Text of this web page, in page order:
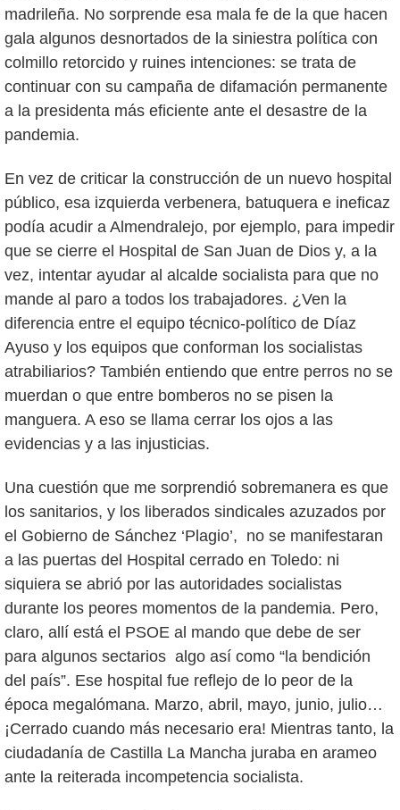
madrileña. No sorprende esa mala fe de la que hacen
gala algunos desnortados de la siniestra política con
colmillo retorcido y ruines intenciones: se trata de
continuar con su campaña de difamación permanente
a la presidenta más eficiente ante el desastre de la
pandemia.
En vez de criticar la construcción de un nuevo hospital
público, esa izquierda verbenera, batuquera e ineficaz
podía acudir a Almendralejo, por ejemplo, para impedir
que se cierre el Hospital de San Juan de Dios y, a la
vez, intentar ayudar al alcalde socialista para que no
mande al paro a todos los trabajadores. ¿Ven la
diferencia entre el equipo técnico-político de Díaz
Ayuso y los equipos que conforman los socialistas
atrabiliarios? También entiendo que entre perros no se
muerdan o que entre bomberos no se pisen la
manguera. A eso se llama cerrar los ojos a las
evidencias y a las injusticias.
Una cuestión que me sorprendió sobremanera es que
los sanitarios, y los liberados sindicales azuzados por
el Gobierno de Sánchez ‘Plagio’, no se manifestaran
a las puertas del Hospital cerrado en Toledo: ni
siquiera se abrió por las autoridades socialistas
durante los peores momentos de la pandemia. Pero,
claro, allí está el PSOE al mando que debe de ser
para algunos sectarios algo así como “la bendición
del país”. Ese hospital fue reflejo de lo peor de la
época megalómana. Marzo, abril, mayo, junio, julio…
¡Cerrado cuando más necesario era! Mientras tanto, la
ciudadanía de Castilla La Mancha juraba en arameo
ante la reiterada incompetencia socialista.